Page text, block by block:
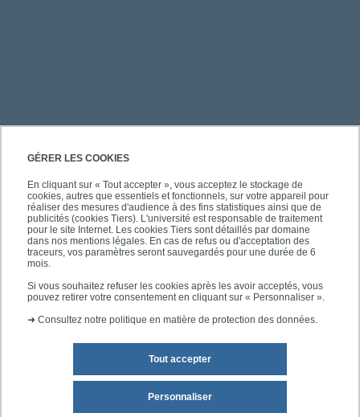
GÉRER LES COOKIES
En cliquant sur « Tout accepter », vous acceptez le stockage de
cookies, autres que essentiels et fonctionnels, sur votre appareil pour
réaliser des mesures d'audience à des fins statistiques ainsi que de
publicités (cookies Tiers). L'université est responsable de traitement
pour le site Internet. Les cookies Tiers sont détaillés par domaine
dans nos mentions légales. En cas de refus ou d'acceptation des
traceurs, vos paramètres seront sauvegardés pour une durée de 6
mois.
Si vous souhaitez refuser les cookies après les avoir acceptés, vous
pouvez retirer votre consentement en cliquant sur « Personnaliser ».
➜ Consultez notre politique en matière de protection des données.
Tout accepter
Personnaliser
PRATIQUE
ACCÈS RAPIDES
SUIVEZ-NOUS
Mentions légales Plan du site